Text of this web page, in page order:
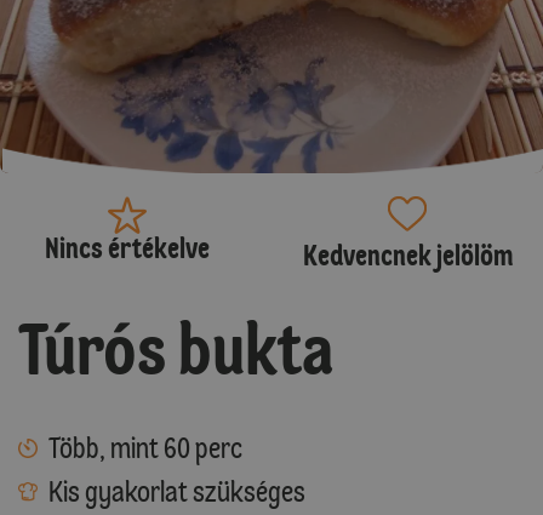
Nincs értékelve Kedvencnek jelölöm
Túrós bukta
Több, mint 60 perc
Kis gyakorlat szükséges